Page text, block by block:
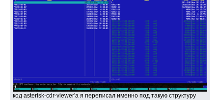
код asterisk-cdr-viewer'а я переписал именно под такую структуру